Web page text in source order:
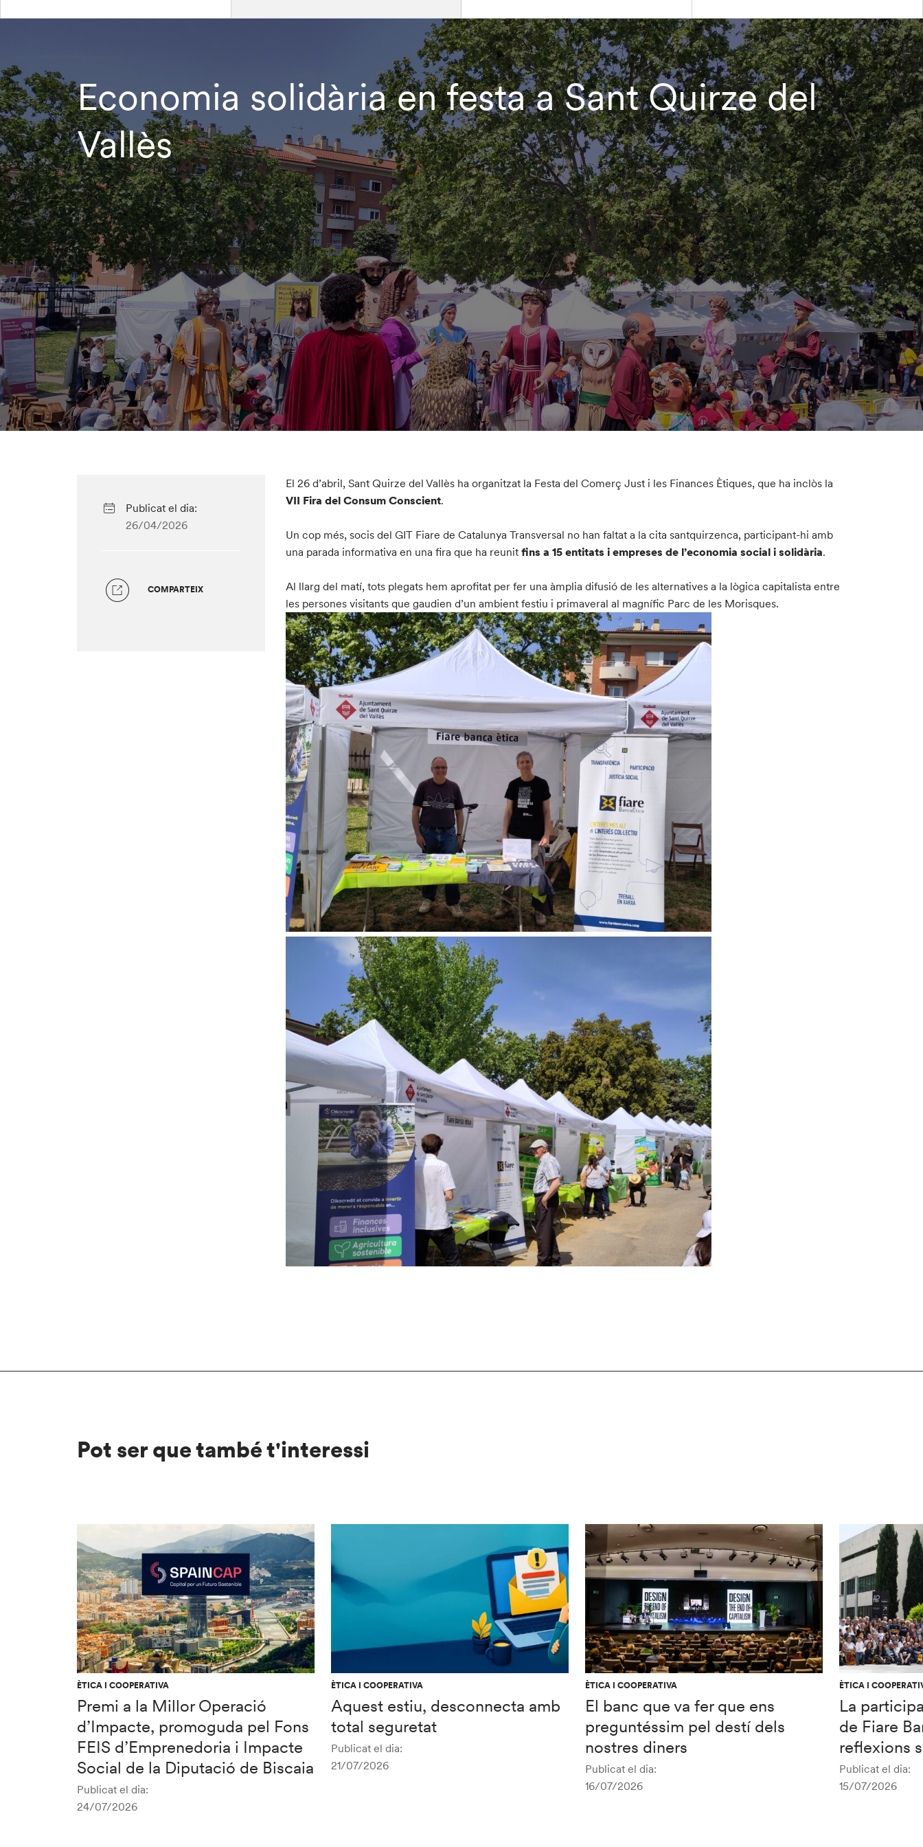
Economia solidària en festa a Sant Quirze del
Vallès
Publicat el dia:
26/04/2026
COMPARTEIX
El 26 d’abril, Sant Quirze del Vallès ha organitzat la Festa del Comerç Just i les Finances Ètiques, que ha inclòs la
VII Fira del Consum Conscient.
Un cop més, socis del GIT Fiare de Catalunya Transversal no han faltat a la cita santquirzenca, participant-hi amb
una parada informativa en una fira que ha reunit fins a 15 entitats i empreses de l’economia social i solidària.
Al llarg del matí, tots plegats hem aprofitat per fer una àmplia difusió de les alternatives a la lògica capitalista entre
les persones visitants que gaudien d’un ambient festiu i primaveral al magnífic Parc de les Morisques.
Pot ser que també t'interessi
ÈTICA I COOPERATIVA
Premi a la Millor Operació
d’Impacte, promoguda pel Fons
FEIS d’Emprenedoria i Impacte
Social de la Diputació de Biscaia
Publicat el dia:
24/07/2026
ÈTICA I COOPERATIVA
Aquest estiu, desconnecta amb
total seguretat
Publicat el dia:
21/07/2026
ÈTICA I COOPERATIVA
El banc que va fer que ens
preguntéssim pel destí dels
nostres diners
Publicat el dia:
16/07/2026
ÈTICA I
La
de Fiare
reflexions
Publicat el dia:
15/07/2026